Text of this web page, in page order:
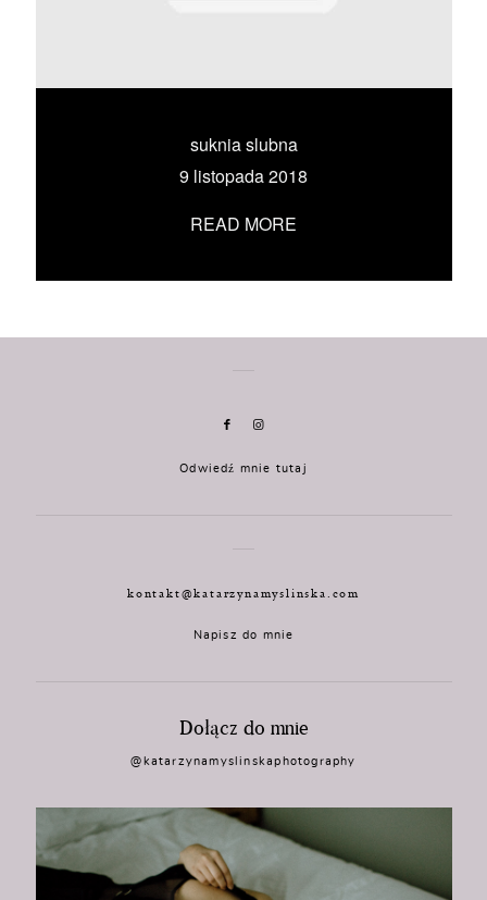
suknia slubna
9 listopada 2018
READ MORE
UMÓW SIĘ ZE MNĄ →
Odwiedź mnie tutaj
kontakt@katarzynamyslinska.com
Napisz do mnie
Dołącz do mnie
@katarzynamyslinskaphotography